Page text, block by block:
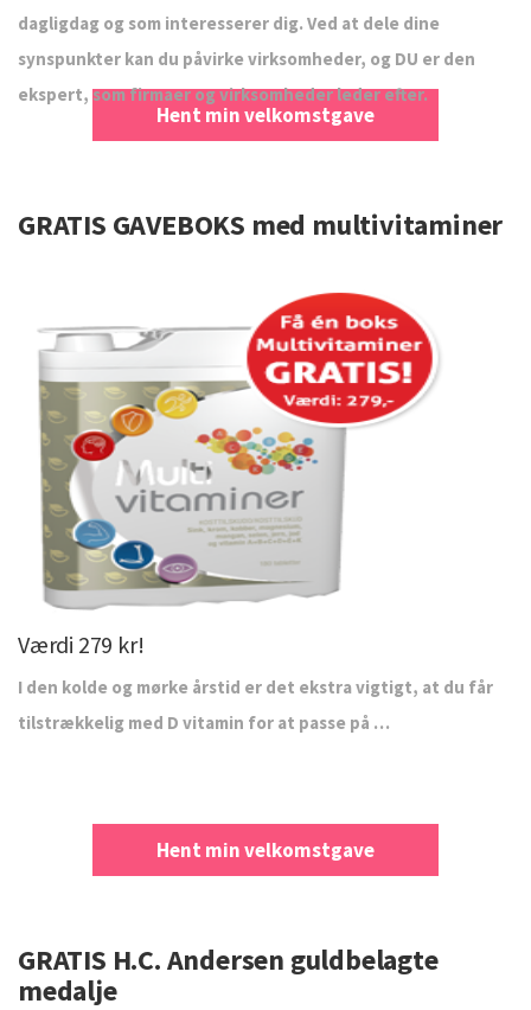
dagligdag og som interesserer dig. Ved at dele dine
synspunkter kan du påvirke virksomheder, og DU er den
ekspert, som firmaer og virksomheder leder efter.
Hent min velkomstgave
GRATIS GAVEBOKS med multivitaminer
Værdi 279 kr!
I den kolde og mørke årstid er det ekstra vigtigt, at du får
tilstrækkelig med D vitamin for at passe på …
Hent min velkomstgave
GRATIS H.C. Andersen guldbelagte
medalje